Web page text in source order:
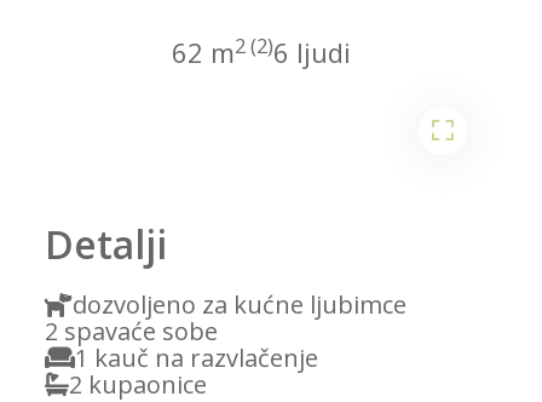
62 m2 (2)6 ljudi
Detalji
dozvoljeno za kućne ljubimce
2 spavaće sobe
1 kauč na razvlačenje
2 kupaonice